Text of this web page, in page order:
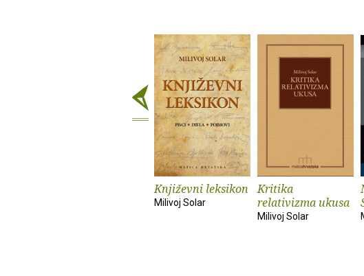
Književni leksikon
Milivoj Solar
Kritika
relativizma ukusa
Milivoj Solar